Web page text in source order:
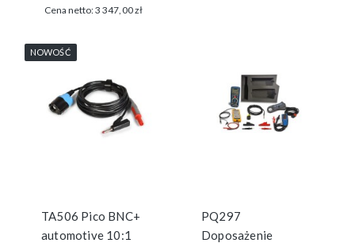
Cena netto:3 347,00 zł
TA506 Pico BNC+
automotive 10:1
NOWOŚĆ
PQ297
Doposażenie